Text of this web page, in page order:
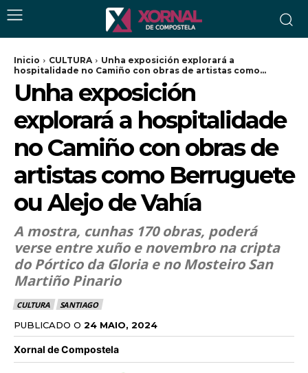
Inicio CULTURA
Unha exposición explorará a
hospitalidade no Camiño con obras de artistas como...
Unha exposición
explorará a hospitalidade
no Camiño con obras de
artistas como Berruguete
ou Alejo de Vahía
A mostra, cunhas 170 obras, poderá
verse entre xuño e novembro na cripta
do Pórtico da Gloria e no Mosteiro San
Martiño Pinario
CULTURA SANTIAGO
PUBLICADO O 24 MAIO, 2024
Xornal de Compostela